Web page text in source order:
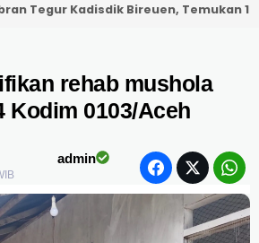
Tegur Kadisdik Bireuen, Temukan 1
rehab mushola
Kodim 0103/Aceh
admin